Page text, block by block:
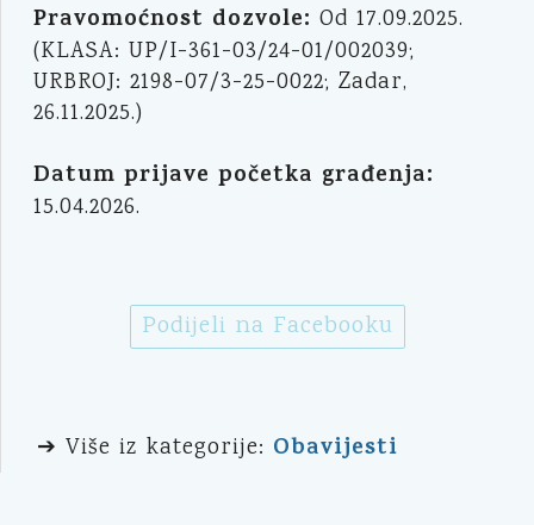
Pravomoćnost dozvole: Od 17.09.2025.
(KLASA: UP/I-361-03/24-01/002039;
URBROJ: 2198-07/3-25-0022; Zadar,
26.11.2025.)
Datum prijave početka građenja:
15.04.2026.
Podijeli na Facebooku
➔ Više iz kategorije: Obavijesti